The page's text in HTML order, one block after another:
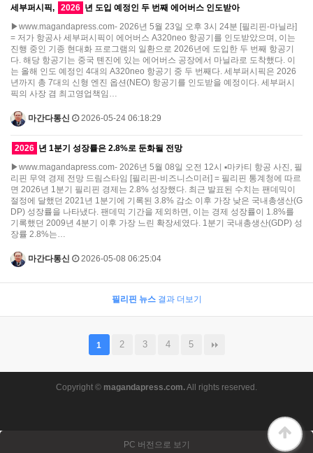
세부퍼시픽, 2026 년 도입 예정인 두 번째 에어버스 인도받아
▶www.magandapress.com- 2026년 5월 23일 오후 3시 24분 [필리핀-마닐라]
= 저가 항공사 세부퍼시픽이 에어버스 A320neo 항공기를 인도받았으며, 이는
진행 중인 기종 현대화 프로그램의 일환으로 2026년에 도입한 두 번째 항공기
다. 해당 항공기는 중국 톈진에 있는 에어버스 공장에서 마닐라로 도착했다. 이
는 올해 인도 예정인 4대의 A320neo 항공기 중 두 번째다. 세부퍼시픽은 2026
년까지 총 7대의 신형 엔진 옵션(NEO) 항공기를 인도받을 예정이다. 세부퍼시
픽의 사장 겸 최고영업책임…
마간다통신 2026-05-24 06:18:29
2026 년 1분기 성장률은 2.8%로 둔화될 전망
▶www.magandapress.com- 2026년 5월 08일 오전 12시 ▪마카티 항공 사진, 필
리핀 무역 경제 전망 드림스타임 [필리핀-비즈니스미러] = 필리핀 통계청에 따르
면 2026년 1분기 필리핀 경제는 2.8% 성장했다. 최근 발표된 수치는 팬데믹이
절정에 달했던 2021년 1분기에 기록된 3.8% 감소 이후 가장 낮은 국내총생산(G
DP) 성장률을 나타냈다. 팬데믹 기간을 제외하면, 이는 경제 성장률이 1.8%를
기록했던 2009년 4분기 이후 가장 느린 확장세였다. 1분기 국내총생산(GDP) 성
장률 2.8%는…
마간다통신 2026-05-08 06:25:04
필리핀 뉴스결과 더보기
1 2 3 4 5
Copyright © magandapress.com.All rights reserved.
PC 버전으로 보기